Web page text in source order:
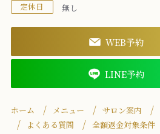
定休日 無し
WEB予約
LINE予約
ホーム メニュー サロン案内
よくある質問
全額返金対象条件